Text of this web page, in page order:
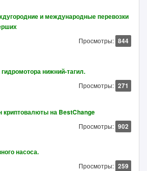
и международные перевозки
Просмотры: 844
нижний-тагил.
Просмотры: 271
криптовалюты на BestChange
Просмотры: 902
насоса.
Просмотры: 259